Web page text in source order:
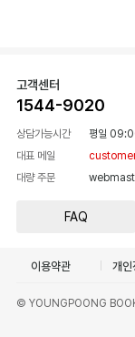
고객센터
1544-9020
상담가능시간 평일
대표 메일
대량 주문
FAQ
이용약관 개인
© YOUNGPOONG